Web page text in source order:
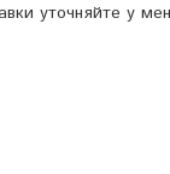
уточняйте у